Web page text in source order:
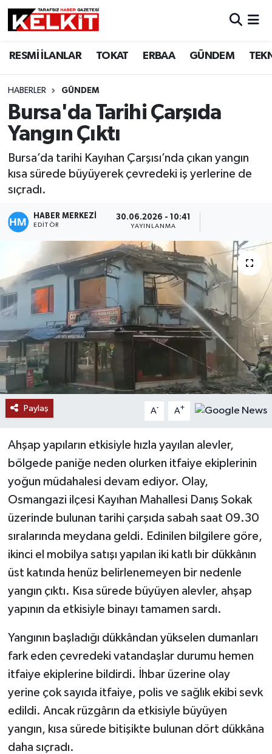
RESMİ İLANLAR TOKAT ERBAA GÜNDEM
HABERLER GÜNDEM
Bursa'da Tarihi Çarşıda
Yangın Çıktı
Bursa’da tarihi Kayıhan Çarşısı’nda çıkan yangın
kısa sürede büyüyerek çevredeki iş yerlerine de
sıçradı.
HABER MERKEZİ
EDITÖR
30.06.2026 - 10:41
YAYINLANMA
Paylaş A- A+
Ahşap yapıların etkisiyle hızla yayılan alevler,
bölgede paniğe neden olurken itfaiye ekiplerinin
yoğun müdahalesi devam ediyor. Olay,
Osmangazi ilçesi Kayıhan Mahallesi Danış Sokak
üzerinde bulunan tarihi çarşıda sabah saat 09.30
sıralarında meydana geldi. Edinilen bilgilere göre,
ikinci el mobilya satışı yapılan iki katlı bir dükkânın
üst katında henüz belirlenemeyen bir nedenle
yangın çıktı. Kısa sürede büyüyen alevler, ahşap
yapının da etkisiyle binayı tamamen sardı.
Yangının başladığı dükkândan yükselen dumanları
fark eden çevredeki vatandaşlar durumu hemen
itfaiye ekiplerine bildirdi. İhbar üzerine olay
yerine çok sayıda itfaiye, polis ve sağlık ekibi sevk
edildi. Ancak rüzgârın da etkisiyle büyüyen
yangın, kısa sürede bitişikte bulunan dört dükkâna
daha sıçradı.